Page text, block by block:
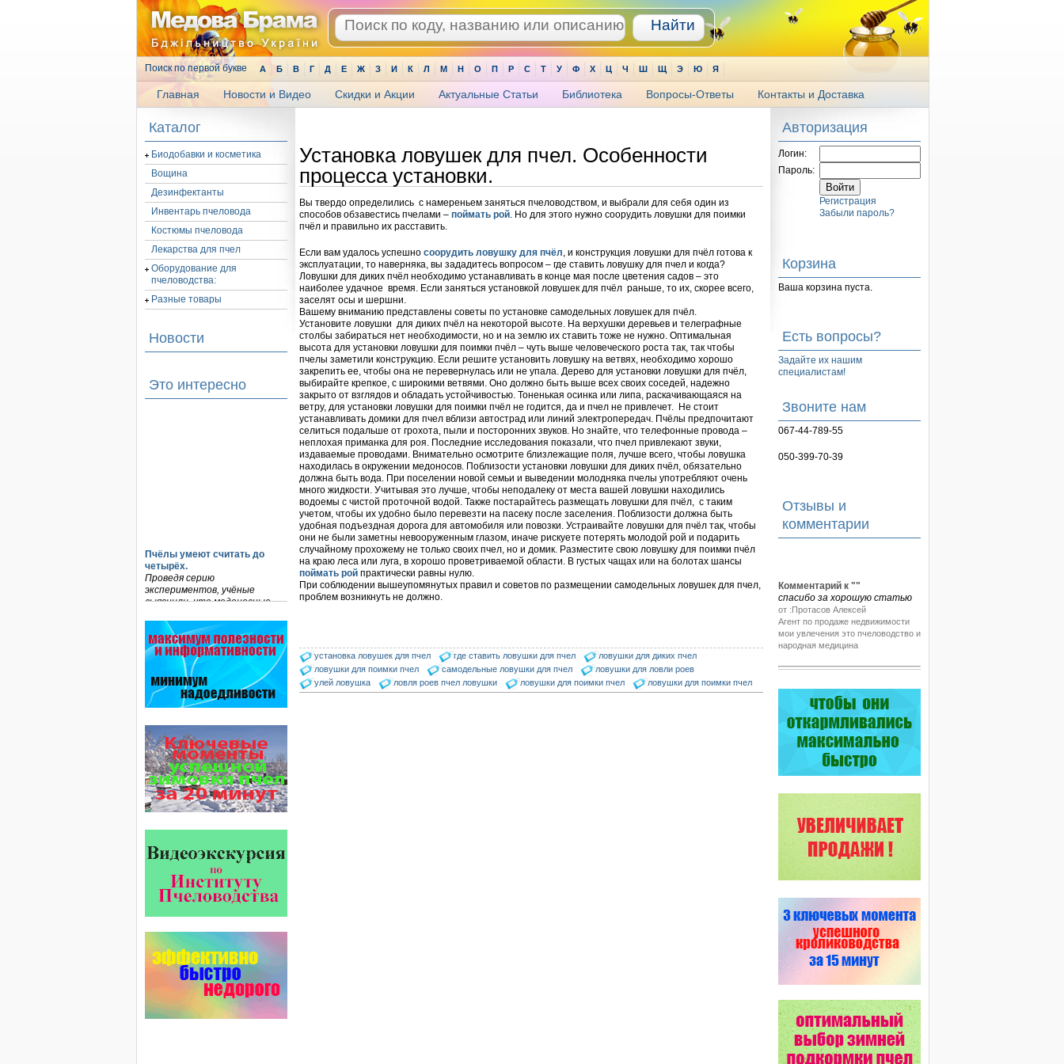
Поиск по первой букве А Б В Г Д Е Ж З И К Л М Н О П Р С Т У Ф Х Ц Ч Ш Щ Э Ю Я
Главная Новости и Видео Скидки и Акции Актуальные Статьи Библиотека Вопросы-Ответы Контакты и Доставка
Каталог
Биодобавки и косметика
Вощина
Дезинфектанты
Инвентарь пчеловода
Костюмы пчеловода
Лекарства для пчел
Оборудование для
пчеловодства:
Разные товары
Новости
Это интересно
Пчёлы умеют считать до
четырёх.
Проведя серию
экспериментов, учёные
выяснили, что медоносные
Безукоризненно сильное
звено в системе
комплексного оздоровления
от болезней пчел и
повышения рентабельности
пасеки.
Апидез, Варроадез, Амипол-Т,
Полисан и Гармония…
На рынке, где есть Варроадез
очень сложно приходится
конкурентным препаратам
- они просто не
выдерживают конкуренцию
решена! -
поочередное применение
препаратов ЗАО
АГРОБИОПРОМ:Апидез,
Варроадез,Амипол-Т,…
ЗАО АГРОБИОПРОМ
- это и высокая
эффективность, и
безупречно стабильные
качество…
Язык танцев и звуков
Установка ловушек для пчел. Особенности
процесса установки.
Вы твердо определились с намереньем заняться пчеловодством, и выбрали для себя один из
способов обзавестись пчелами – поймать рой. Но для этого нужно соорудить ловушки для поимки
пчёл и правильно их расставить.
Если вам удалось успешно соорудить ловушку для пчёл, и конструкция ловушки для пчёл готова к
эксплуатации, то наверняка, вы зададитесь вопросом – где ставить ловушку для пчел и когда?
Ловушки для диких пчёл необходимо устанавливать в конце мая после цветения садов – это
наиболее удачное время. Если заняться установкой ловушек для пчёл раньше, то их, скорее всего,
заселят осы и шершни.
Вашему вниманию представлены советы по установке самодельных ловушек для пчёл.
Установите ловушки для диких пчёл на некоторой высоте. На верхушки деревьев и телеграфные
столбы забираться нет необходимости, но и на землю их ставить тоже не нужно. Оптимальная
высота для установки ловушки для поимки пчёл – чуть выше человеческого роста так, так чтобы
пчелы заметили конструкцию. Если решите установить ловушку на ветвях, необходимо хорошо
закрепить ее, чтобы она не перевернулась или не упала. Дерево для установки ловушки для пчёл,
выбирайте крепкое, с широкими ветвями. Оно должно быть выше всех своих соседей, надежно
закрыто от взглядов и обладать устойчивостью. Тоненькая осинка или липа, раскачивающаяся на
ветру, для установки ловушки для поимки пчёл не годится, да и пчел не привлечет. Не стоит
устанавливать домики для пчел вблизи автострад или линий электропередач. Пчёлы предпочитают
селиться подальше от грохота, пыли и посторонних звуков. Но знайте, что телефонные провода –
неплохая приманка для роя. Последние исследования показали, что пчел привлекают звуки,
издаваемые проводами. Внимательно осмотрите близлежащие поля, лучше всего, чтобы ловушка
находилась в окружении медоносов. Поблизости установки ловушки для диких пчёл, обязательно
должна быть вода. При поселении новой семьи и выведении молодняка пчелы употребляют очень
много жидкости. Учитывая это лучше, чтобы неподалеку от места вашей ловушки находились
водоемы с чистой проточной водой. Также постарайтесь размещать ловушки для пчёл, с таким
учетом, чтобы их удобно было перевезти на пасеку после заселения. Поблизости должна быть
удобная подъездная дорога для автомобиля или повозки. Устраивайте ловушки для пчёл так, чтобы
они не были заметны невооруженным глазом, иначе рискуете потерять молодой рой и подарить
случайному прохожему не только своих пчел, но и домик. Разместите свою ловушку для поимки пчёл
на краю леса или луга, в хорошо проветриваемой области. В густых чащах или на болотах шансы
поймать рой практически равны нулю.
При соблюдении вышеупомянутых правил и советов по размещении самодельных ловушек для пчел,
проблем возникнуть не должно.
установка ловушек для пчел где ставить ловушки для пчел
ловушки для диких пчел
ловушки для поимки пчел
самодельные ловушки для пчел
ловушки для ловли роев
улей ловушка
ловля роев пчел ловушки ловушки для поимки пчел ловушки для поимки пчел
Авторизация
Логин:
Пароль:
Регистрация
Забыли пароль?
Корзина
Ваша корзина пуста.
Есть вопросы?
Задайте их нашим
специалистам!
Звоните нам
067-44-789-55
050-399-70-39
Отзывы и
комментарии
Комментарий к ""
спасибо за хорошую статью
от :Протасов Алексей
Агент по продаже недвижимости
мои увлечения это пчеловодство и
народная медицина